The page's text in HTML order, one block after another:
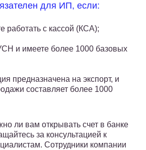
для ИП, если:
работать с кассой (КСА);
и имеете более 1000 базовых
предназначена на экспорт, и
составляет более 1000
ли вам открывать счет в банке
за консультацией к
Сотрудники компании